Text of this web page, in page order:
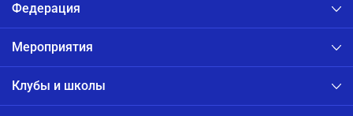
Федерация
Мероприятия
Клубы и школы